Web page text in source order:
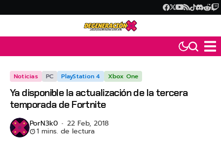
Noticias PC PlayStation 4 Xbox One
Ya disponible la actualización de la tercera
temporada de Fortnite
PorN3k0 22 Feb, 2018
1 mins. de lectura